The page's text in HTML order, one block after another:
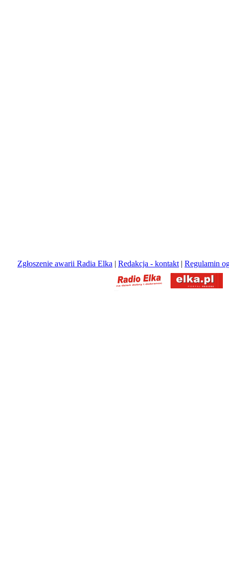
Zgłoszenie awarii Radia Elka | Redakcja - kontakt | Regulamin